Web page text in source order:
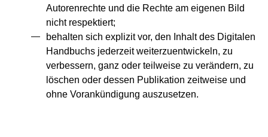
Autorenrechte und die Rechte am eigenen Bild
nicht respektiert;
behalten sich explizit vor, den Inhalt des Digitalen
Handbuchs jederzeit weiterzuentwickeln, zu
verbessern, ganz oder teilweise zu verändern, zu
löschen oder dessen Publikation zeitweise und
ohne Vorankündigung auszusetzen.